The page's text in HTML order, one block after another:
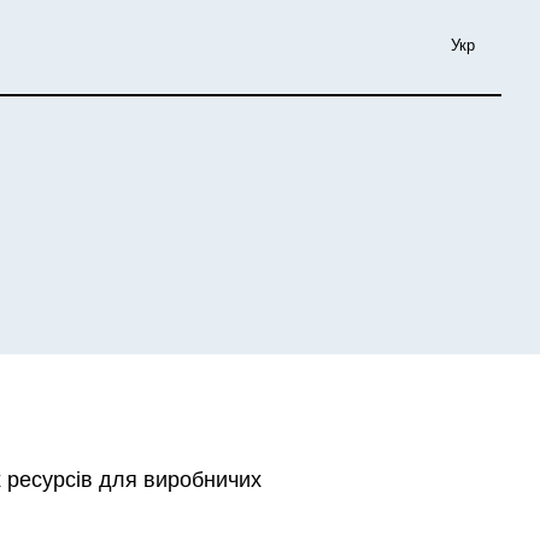
Укр
для виробничих